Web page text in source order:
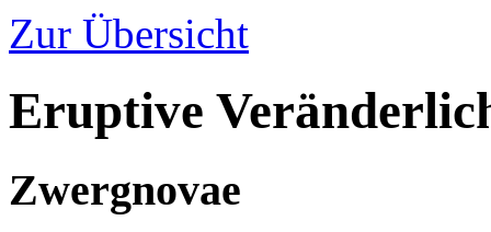
Zur Übersicht
Eruptive
Zwergnovae